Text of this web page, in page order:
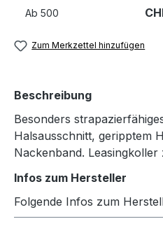
Ab 500
Zum Merkzettel hinzufügen
Beschreibung
Besonders
Halsausschnitt, geripptem
Nackenband.
Infos zum Hersteller
Folgende Infos zum